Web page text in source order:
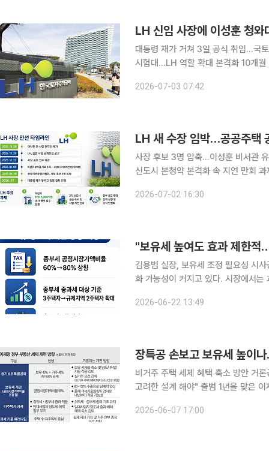
LH 신임 사장에 이성훈 청와
대통령 재가 거쳐 3일 공식 취임…국
시험대…LH 역할 확대 본격화 10개월 가까이 수장이 공석이었던 한국토지주택공사(LH)가 새 사장
LH를 이끌게 되면서 공공주택 공급
2026-07-03 07:42
LH 새 수장 임박…공공주택
사장 후보 3명 압축…이성훈 비서관
신도시 본청약 본격화 속 지연 만회 과제 장기간 이어진 한국토지주택공사(LH) 사장 공백이
부분이 하반기에 몰려 있고 3기 신도
2026-07-02 16:30
"보유세 높여도 효과 제한적
김용범 실장, 보유세 조정 필요성 시사공정시장가
화 가능성이 커지고 있다. 시장에서
거래세 완화를 함께 추진해야 정책 효
2026-06-22 13:49
장특공 손보고 보유세 높이
비거주 주택 세제 혜택 축소 방안 거
고려한 설계 해야" 출범 1년을 맞은 이재명 정부의 부동산 정책이 세제 개편 국면으로 진입할 것으로
세(매매·전세·월세 동반 상승)'를 잡기
2026-06-07 17:00